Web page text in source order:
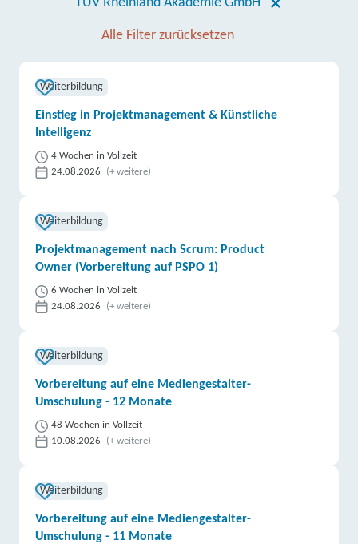
Alle Filter zurücksetzen
Weiterbildung
Einstieg in Projektmanagement & Künstliche
Intelligenz
4 Wochen in Vollzeit
24.08.2026
(+ weitere)
Weiterbildung
Projektmanagement nach Scrum: Product
Owner (Vorbereitung auf PSPO 1)
6 Wochen in Vollzeit
24.08.2026
(+ weitere)
Weiterbildung
Vorbereitung auf eine Mediengestalter-
Umschulung - 12 Monate
48 Wochen in Vollzeit
10.08.2026
(+ weitere)
Weiterbildung
Vorbereitung auf eine Mediengestalter-
Umschulung - 11 Monate